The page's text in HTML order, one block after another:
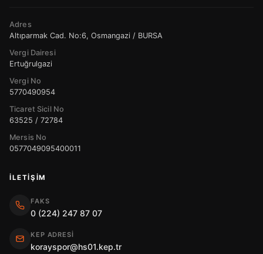
Adres
Altıparmak Cad. No:6, Osmangazi / BURSA
Vergi Dairesi
Ertuğrulgazi
Vergi No
5770490954
Ticaret Sicil No
63525 / 72784
Mersis No
0577049095400011
İLETIŞIM
FAKS
0 (224) 247 87 07
KEP ADRESI
korayspor@hs01.kep.tr